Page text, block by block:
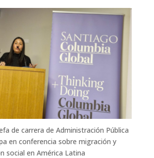
de carrera de Administración Pública
en conferencia sobre migración y
social en América Latina